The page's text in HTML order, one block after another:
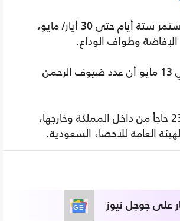
ويبدأ موسم الحج في الثامن من ذي الحجة، الموافق 25 أيار/ مايو، ويستمر ستة أيام حتى 30 أيار/ مايو،
وطواف الوداع.
وكان وزير الحج والعمرة السعودي توفيق بن فوزان الربيعة قد أعلن في 13 مايو أن عدد ضيوف الرحمن
وفي موسم الحج الماضي 2025، بلغ عدد الحجاج مليونا و673 ألفاً و230 حاجاً من داخل المملكة وخارجها،
على جوجل نيوز